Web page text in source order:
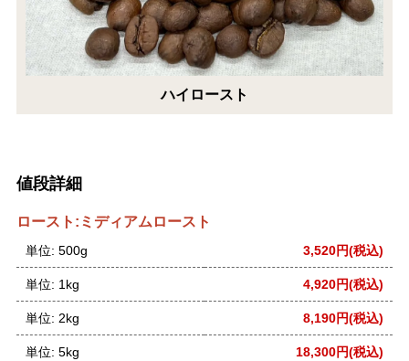
ハイロースト
値段詳細
ロースト:ミディアムロースト
単位: 500g 3,520円(税込)
単位: 1kg 4,920円(税込)
単位: 2kg 8,190円(税込)
単位: 5kg 18,300円(税込)